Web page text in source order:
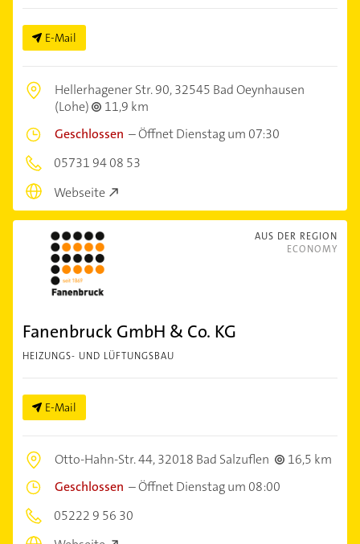
E-Mail
Hellerhagener Str. 90,32545 Bad Oeynhausen
(Lohe)
11,9 km
Geschlossen –Öffnet Dienstag um 07:30
05731 94 08 53
Webseite
AUS DER REGION
ECONOMY
Fanenbruck GmbH & Co. KG
HEIZUNGS- UND LÜFTUNGSBAU
E-Mail
Otto-Hahn-Str. 44,32018 Bad Salzuflen
16,5 km
Geschlossen –Öffnet Dienstag um 08:00
05222 9 56 30